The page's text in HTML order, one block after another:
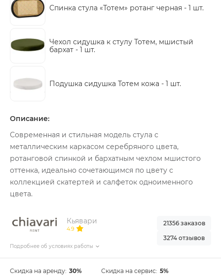
Спинка стула «Тотем» ротанг черная - 1 шт.
Чехол сидушка к стулу Тотем, мшистый
бархат - 1 шт.
Подушка сидушка Тотем кожа - 1 шт.
Описание:
Современная и стильная модель стула с
металлическим каркасом серебряного цвета,
ротанговой спинкой и бархатным чехлом мшистого
оттенка, идеально сочетающимся по цвету с
коллекцией скатертей и салфеток одноименного
цвета.
Кьявари
4.9
Подробнее об условиях работы
21356 заказов
3274 отзывов
Скидка на аренду: 30% Скидка на сервис: 5%